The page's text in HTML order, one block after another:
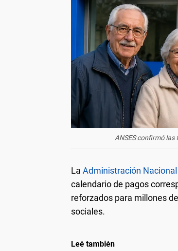
ANSES confirmó las
La Administración
calendario de pagos
reforzados para millones
sociales.
Leé también